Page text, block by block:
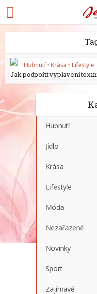
Hubnutí • Krása • Lifestyle
Jak podpořit vyplavení
Hubnutí
Jídlo
Krása
Lifestyle
Móda
Nezařazené
Novinky
Sport
Zajímavé